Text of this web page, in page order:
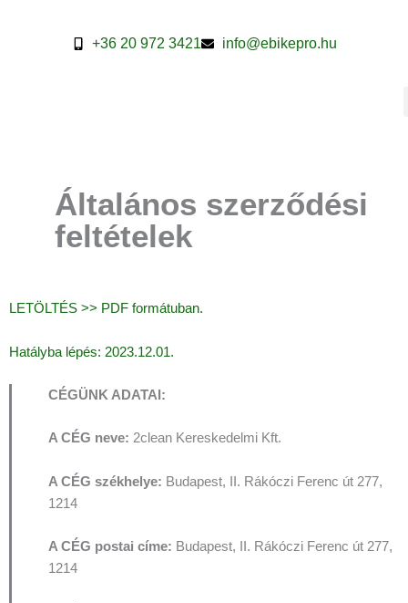
+36 20 972 3421 info@ebikepro.hu
Általános szerződési
feltételek
LETÖLTÉS >> PDF formátuban.
Hatályba lépés: 2023.12.01.
CÉGÜNK ADATAI:
A CÉG neve: 2clean Kereskedelmi Kft.
A CÉG székhelye: Budapest, II. Rákóczi Ferenc út 277,
1214
A CÉG postai címe: Budapest, II. Rákóczi Ferenc út 277,
1214